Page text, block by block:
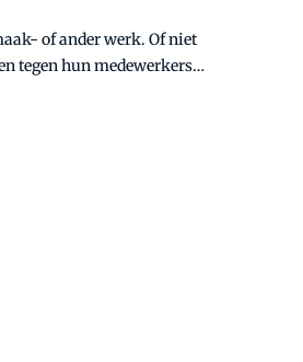
of ander werk. Of niet
tegen hun medewerkers